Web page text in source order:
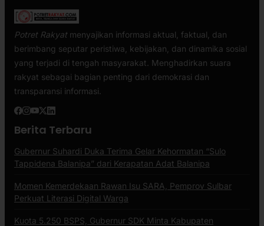
Potret Rakyatmenyajikan informasi aktual, faktual, dan
berimbang seputar peristiwa, kebijakan, dan dinamika sosial
yang terjadi di tengah masyarakat. Menghadirkan suara
rakyat sebagai bagian penting dari demokrasi dan
transparansi informasi.
Berita Terbaru
Gubernur Suhardi Duka Terima Gelar Kehormatan “Sulo
Tappidena Balanipa” dari Kerapatan Adat Balanipa
Momen Kemerdekaan Rawan Isu SARA, Pemprov Sulbar
Perkuat Literasi Digital Warga
Kuota 5.250 BSPS, Gubernur SDK Minta Kabupaten